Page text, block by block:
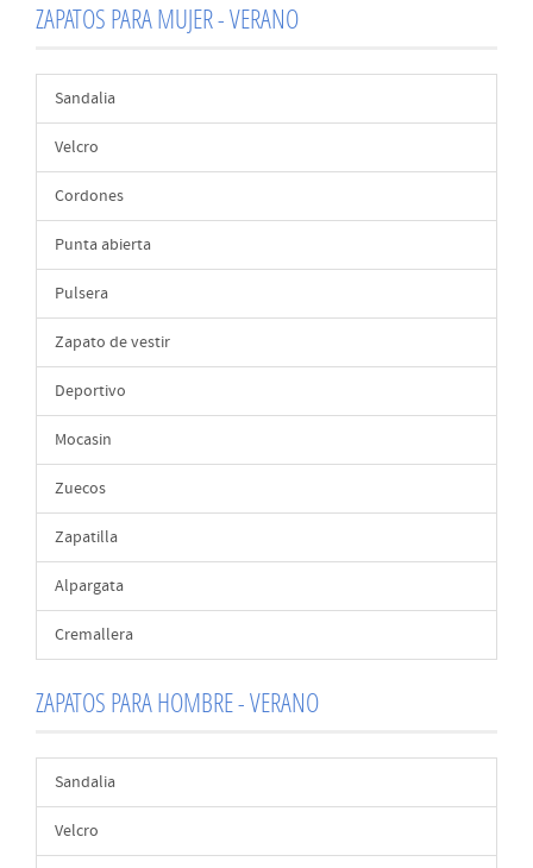
ZAPATOS PARA MUJER - VERANO
Sandalia
Velcro
Cordones
Punta abierta
Pulsera
Zapato de vestir
Deportivo
Mocasin
Zuecos
Zapatilla
Alpargata
Cremallera
ZAPATOS PARA HOMBRE - VERANO
Sandalia
Velcro